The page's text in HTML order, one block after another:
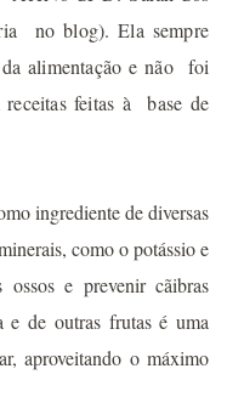
no blog). Ela sempre
alimentação e não foi
feitas à base de
ingrediente de diversas
como o potássio e
e prevenir cãibras
e de outras frutas é uma
aproveitando o máximo